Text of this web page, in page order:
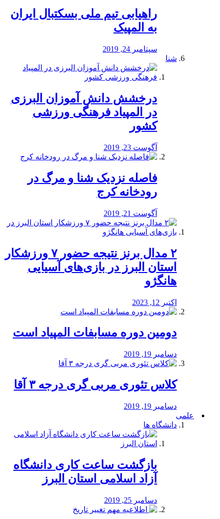
راهیابی تیم ملی بسکتبال ایران
به المپیک
سپتامبر 24, 2019
شنا
درخشش دانش آموزان البرزی
در المپیاد فرهنگی ورزشی
کشور
آگوست 23, 2019
️فاصله نزدیک شنا و مرگ در
رودخانه کرج
آگوست 21, 2019
۲ مدال برنز نتیجه حضور ۷ ورزشکار
استان البرز در بازی‌های آسیایی
هانگژو
اکتبر 12, 2023
دومین دوره مسابفات المپیاد است
دسامبر 19, 2019
کلاس تئوری مربی گری درجه ۳ آقا
دسامبر 19, 2019
علمی
دانشگاه ها
بازگشت ساعت کاری دانشگاه
آزاد اسلامی استان البرز
دسامبر 25, 2019